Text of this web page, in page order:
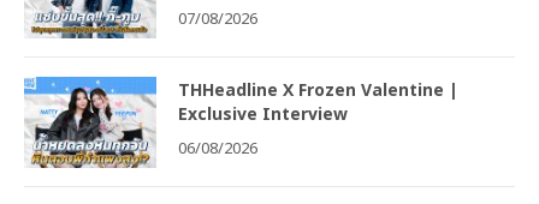
07/08/2026
THHeadline X Frozen Valentine |
Exclusive Interview
06/08/2026